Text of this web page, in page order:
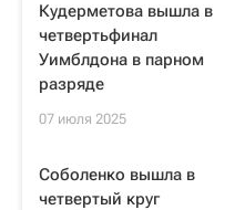
Кудерметова вышла в
четвертьфинал
Уимблдона в парном
разряде
07 июля 2025
Соболенко вышла в
четвертый круг